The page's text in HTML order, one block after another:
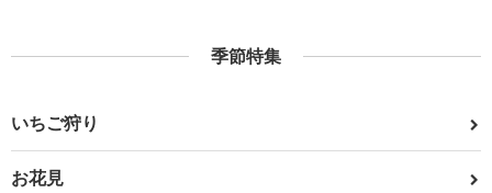
季節特集
いちご狩り
お花見